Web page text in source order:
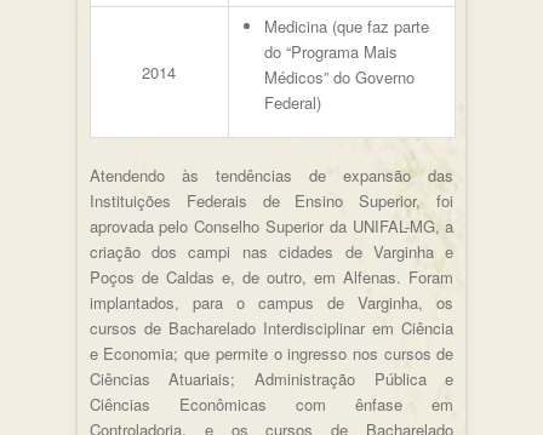
2014
Medicina (que faz parte
do “Programa Mais
Médicos” do Governo
Federal)
Atendendo às tendências de expansão das
Instituições Federais de Ensino Superior, foi
aprovada pelo Conselho Superior da UNIFAL-MG, a
criação dos campi nas cidades de Varginha e
Poços de Caldas e, de outro, em Alfenas. Foram
implantados, para o campus de Varginha, os
cursos de Bacharelado Interdisciplinar em Ciência
e Economia; que permite o ingresso nos cursos de
Ciências Atuariais; Administração Pública e
Ciências Econômicas com ênfase em
Controladoria, e os cursos de Bacharelado